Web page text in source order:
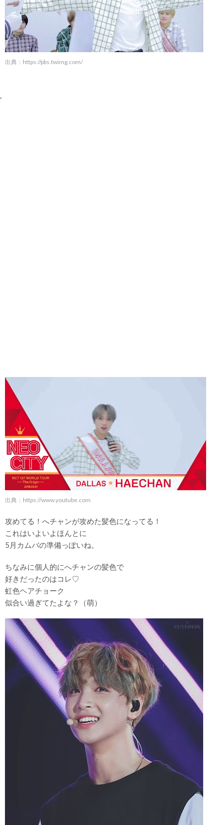
出典： https://pbs.twimg.com/
出典： https://www.youtube.com
攻めてる！へチャンが攻めた髪色になってる！
これはいよいよほんとに
5月カムバの準備っぽいね。
ちなみに個人的にへチャンの髪色で
好きだったのはコレ♡
虹色ヘアチョーク
似合い過ぎてたよな？（萌）